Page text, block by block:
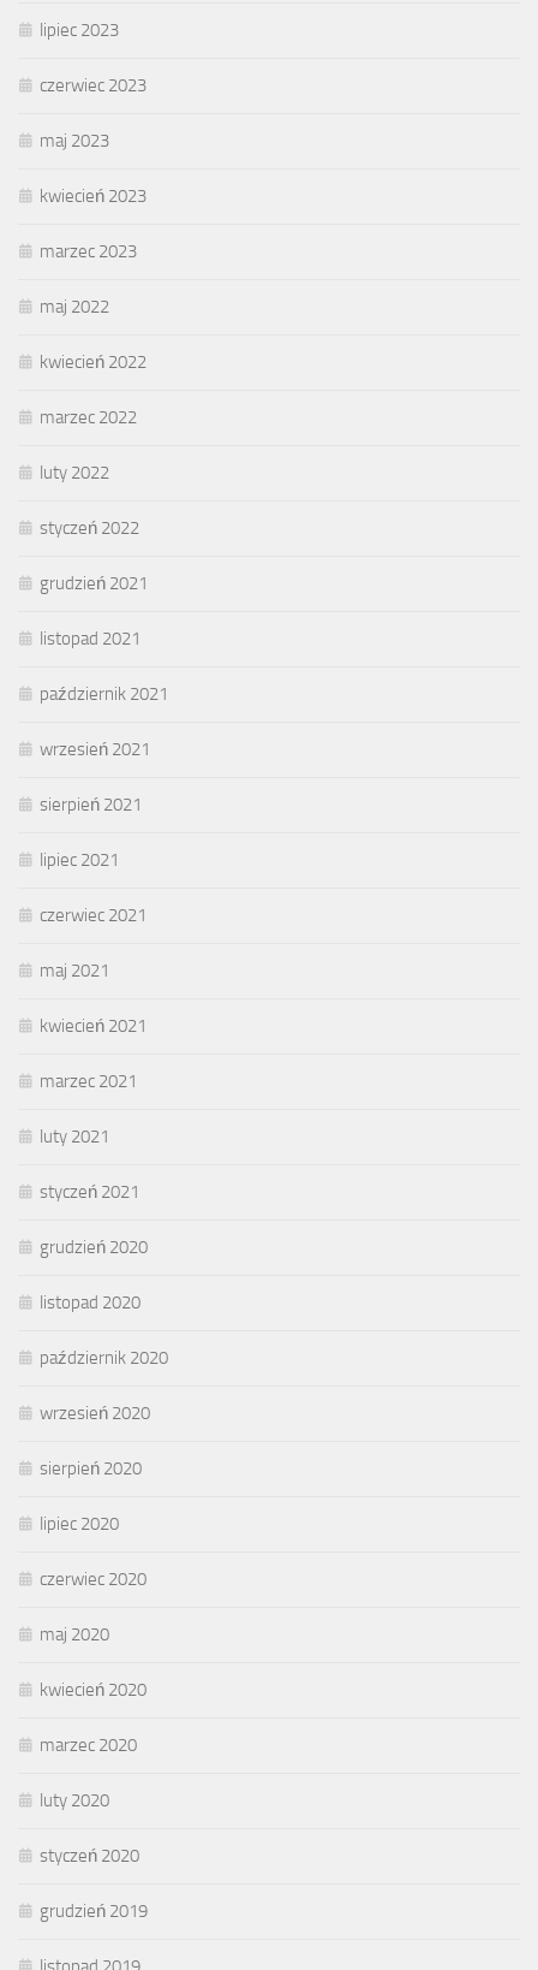
lipiec 2023
czerwiec 2023
maj 2023
kwiecień 2023
marzec 2023
maj 2022
kwiecień 2022
marzec 2022
luty 2022
styczeń 2022
grudzień 2021
listopad 2021
październik 2021
wrzesień 2021
sierpień 2021
lipiec 2021
czerwiec 2021
maj 2021
kwiecień 2021
marzec 2021
luty 2021
styczeń 2021
grudzień 2020
listopad 2020
październik 2020
wrzesień 2020
sierpień 2020
lipiec 2020
czerwiec 2020
maj 2020
kwiecień 2020
marzec 2020
luty 2020
styczeń 2020
grudzień 2019